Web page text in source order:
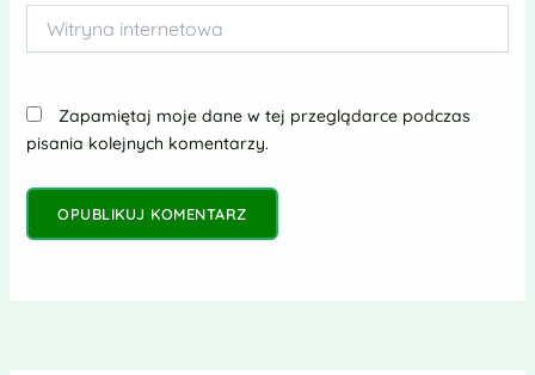
internetowa
Zapamiętaj moje dane w tej przeglądarce podczas
pisania kolejnych komentarzy.